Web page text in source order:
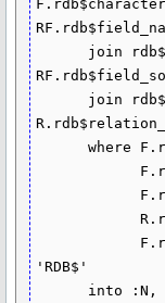
'RDB$'